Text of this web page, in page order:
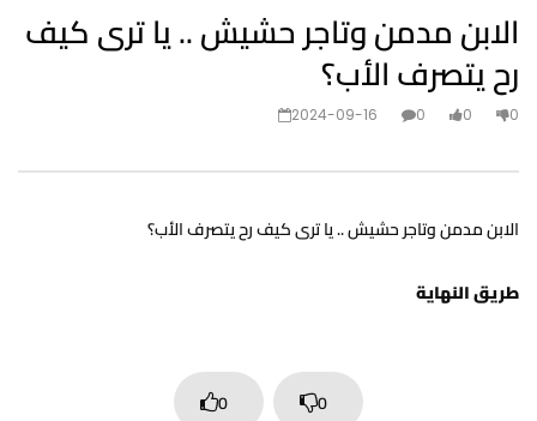
الابن مدمن وتاجر حشيش .. يا ترى كيف
رح يتصرف الأب؟
2024-09-16 0 0 0
الابن مدمن وتاجر حشيش .. يا ترى كيف رح يتصرف الأب؟
طريق النهاية
0 0